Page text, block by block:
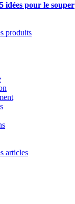
idées pour le souper
produits
articles